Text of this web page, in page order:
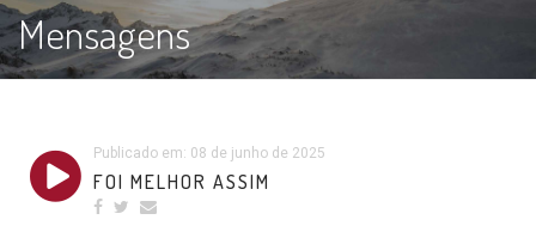
Mensagens
Publicado em: 08 de junho de 2025
FOI MELHOR ASSIM